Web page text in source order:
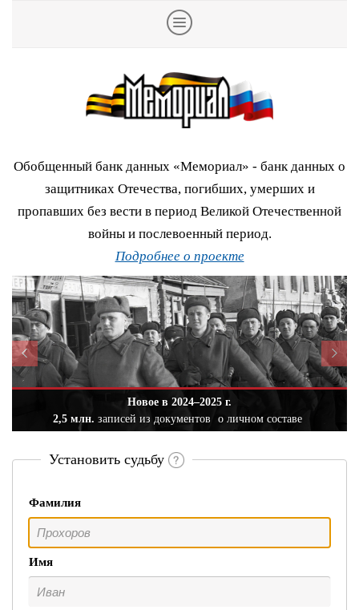
Обобщенный банк данных «Мемориал» - банк данных о
защитниках Отечества, погибших, умерших и
пропавших без вести в период Великой Отечественной
войны и послевоенный период.
Подробнее о проекте
Новое в 2024–2025 г.
2,5 млн. записей из документов о личном составе
Установить судьбу
Фамилия
Имя